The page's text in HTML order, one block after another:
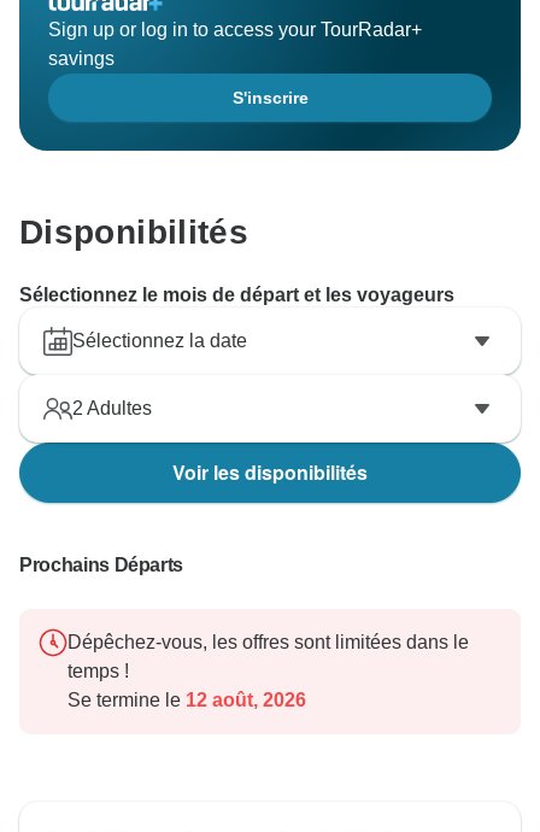
Sign up or log in to access your TourRadar+
savings
S'inscrire
Disponibilités
Sélectionnez le mois de départ et les voyageurs
Sélectionnez la date
2 Adultes
Voir les disponibilités
Prochains Départs
Dépêchez-vous, les offres sont limitées dans le
temps !
Se termine le 12 août, 2026